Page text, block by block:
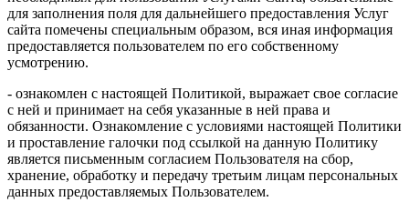
для заполнения поля для дальнейшего предоставления Услуг
сайта помечены специальным образом, вся иная информация
предоставляется пользователем по его собственному
усмотрению.
- ознакомлен с настоящей Политикой, выражает свое согласие
с ней и принимает на себя указанные в ней права и
обязанности. Ознакомление с условиями настоящей Политики
и проставление галочки под ссылкой на данную Политику
является письменным согласием Пользователя на сбор,
хранение, обработку и передачу третьим лицам персональных
данных предоставляемых Пользователем.